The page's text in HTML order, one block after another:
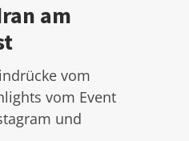
am
vom
vom Event
und